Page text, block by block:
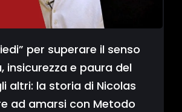
per superare il senso
insicurezza e paura del
altri: la storia di Nicolas
ad amarsi con Metodo